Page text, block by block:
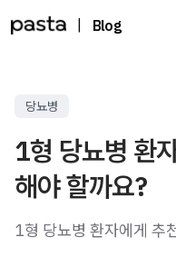
Blog
당뇨병
1형 당뇨병 환
해야 할까요?
1형 당뇨병 환자에게 추